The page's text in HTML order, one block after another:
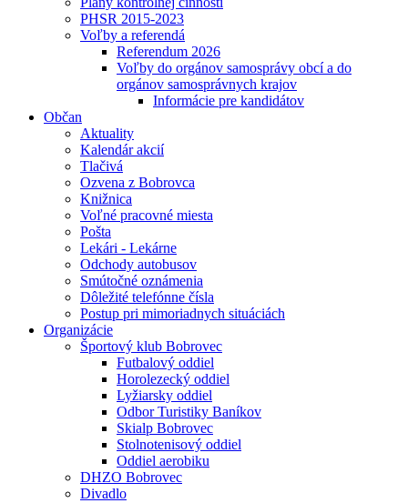
PHSR 2015-2023
Voľby a referendá
Referendum 2026
Voľby do orgánov samosprávy obcí a do
orgánov samosprávnych krajov
Informácie pre kandidátov
Občan
Aktuality
Kalendár akcií
Tlačivá
Ozvena z Bobrovca
Knižnica
Voľné pracovné miesta
Pošta
Lekári - Lekárne
Odchody autobusov
Smútočné oznámenia
Dôležité telefónne čísla
Postup pri mimoriadnych situáciách
Organizácie
Športový klub Bobrovec
Futbalový oddiel
Horolezecký oddiel
Lyžiarsky oddiel
Odbor Turistiky Baníkov
Skialp Bobrovec
Stolnotenisový oddiel
Oddiel aerobiku
DHZO Bobrovec
Divadlo